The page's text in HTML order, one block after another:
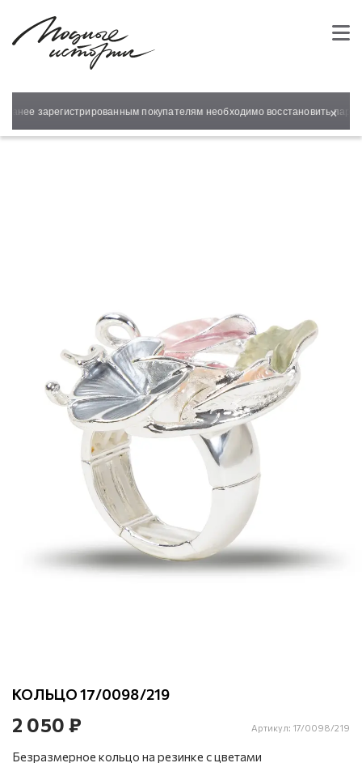
зарегистрированным покупателям необходимо восстановить ×
КОЛЬЦО 17/0098/219
2 050 ₽ Артикул: 17/0098/219
Безразмерное кольцо на резинке с цветами